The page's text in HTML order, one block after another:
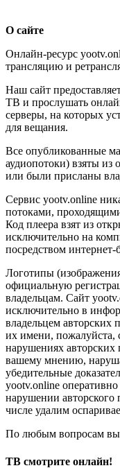
О сайте
Онлайн-ресурс
трансляцию и
Наш сайт
ТВ и прослушать
серверы, на которых
для вещания.
Все опубликованные
аудиопотоки) взяты из
или были присланы
Сервис yootv.online
потоками,
Код плеера взят из
исключительно на
посредством интернет-
Логотипы
официальную
владельцам. Сайт
исключительно в
владельцем авторских
их имени, пожалуйста,
нарушениях
вашему мнению,
убедительные
yootv.online оперативно
нарушении авторского
числе удалим
По любым вопросам вы
ТВ смотрите онлайн!